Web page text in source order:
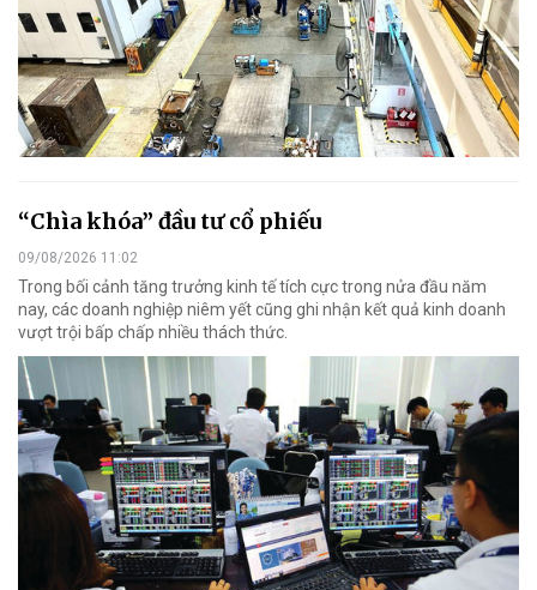
“Chìa khóa” đầu tư cổ phiếu
09/08/2026 11:02
Trong bối cảnh tăng trưởng kinh tế tích cực trong nửa đầu năm
nay, các doanh nghiệp niêm yết cũng ghi nhận kết quả kinh doanh
vượt trội bấp chấp nhiều thách thức.